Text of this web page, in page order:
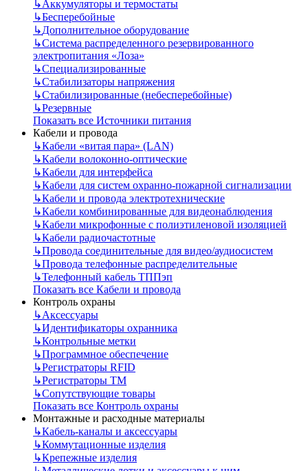
↳Аккумуляторы и термостаты
↳Бесперебойные
↳Дополнительное оборудование
↳Система распределенного резервированного
электропитания «Лоза»
↳Специализированные
↳Стабилизаторы напряжения
↳Стабилизированные (небесперебойные)
↳Резервные
Показать все Источники питания
Кабели и провода
↳Кабели «витая пара» (LAN)
↳Кабели волоконно-оптические
↳Кабели для интерфейса
↳Кабели для систем охранно-пожарной сигнализации
↳Кабели и провода электротехнические
↳Кабели комбинированные для видеонаблюдения
↳Кабели микрофонные с полиэтиленовой изоляцией
↳Кабели радиочастотные
↳Провода соединительные для видео/аудиосистем
↳Провода телефонные распределительные
↳Телефонный кабель ТППэп
Показать все Кабели и провода
Контроль охраны
↳Аксессуары
↳Идентификаторы охранника
↳Контрольные метки
↳Программное обеспечение
↳Регистраторы RFID
↳Регистраторы ТМ
↳Сопутствующие товары
Показать все Контроль охраны
Монтажные и расходные материалы
↳Кабель-каналы и аксессуары
↳Коммутационные изделия
↳Крепежные изделия